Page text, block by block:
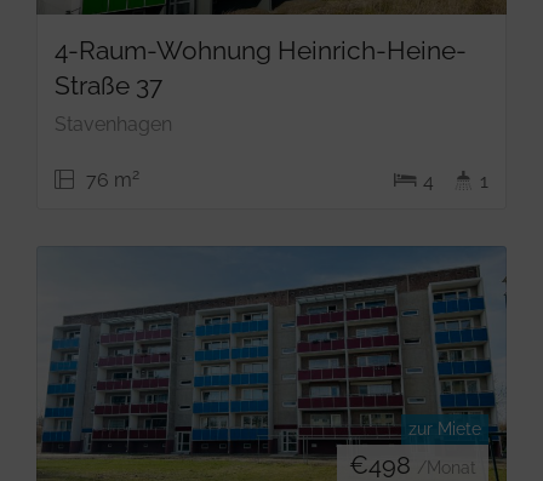
4-Raum-Wohnung Heinrich-Heine-
Straße 37
Stavenhagen
76 m2 4 1
zur Miete
€498 /Monat